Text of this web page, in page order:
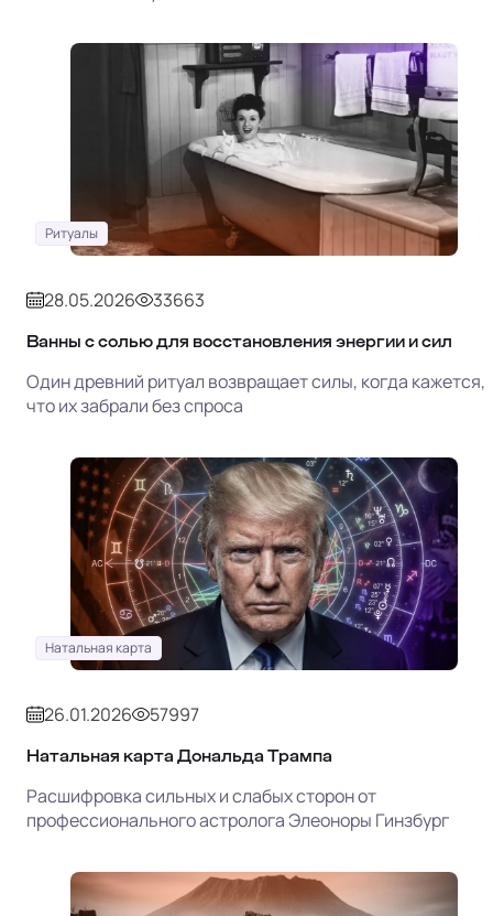
Ритуалы
28.05.2026 33663
Ванны с солью для восстановления энергии и сил
Один древний ритуал возвращает силы, когда кажется,
что их забрали без спроса
Натальная карта
26.01.2026 57997
Натальная карта Дональда Трампа
Расшифровка сильных и слабых сторон от
профессионального астролога Элеоноры Гинзбург